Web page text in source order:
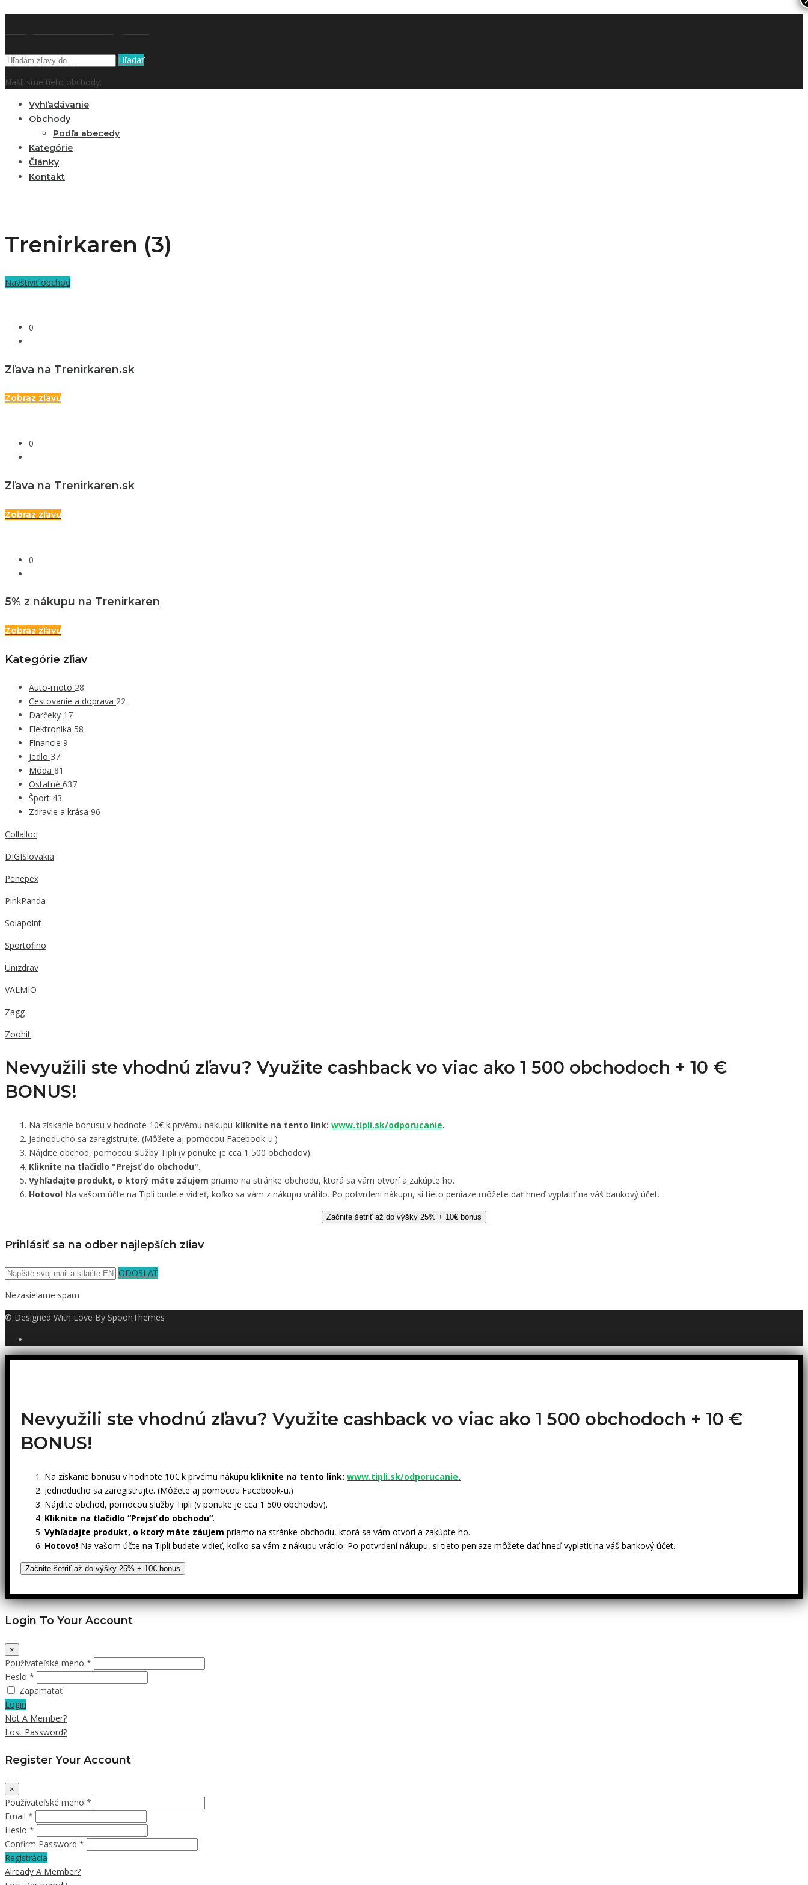
Hľadať
Našli sme tieto obchody:
Vyhľadávanie
Obchody
Podľa abecedy
Kategórie
Články
Kontakt
Trenirkaren (3)
Navštíviť obchod
0
Zľava na Trenirkaren.sk
Zobraz zľavu
0
Zľava na Trenirkaren.sk
Zobraz zľavu
0
5% z nákupu na Trenirkaren
Zobraz zľavu
Kategórie zľiav
Auto-moto 28
Cestovanie a doprava 22
Darčeky 17
Elektronika 58
Financie 9
Jedlo 37
Móda 81
Ostatné 637
Šport 43
Zdravie a krása 96
Collalloc
DIGISlovakia
Penepex
PinkPanda
Solapoint
Sportofino
Unizdrav
VALMIO
Zagg
Zoohit
Nevyužili ste vhodnú zľavu? Využite cashback vo viac ako 1 500 obchodoch + 10 €
BONUS!
Na získanie bonusu v hodnote 10€ k prvému nákupu kliknite na tento link: www.tipli.sk/odporucanie.
Jednoducho sa zaregistrujte. (Môžete aj pomocou Facebook-u.)
Nájdite obchod, pomocou služby Tipli (v ponuke je cca 1 500 obchodov).
Kliknite na tlačidlo "Prejsť do obchodu".
Vyhľadajte produkt, o ktorý máte záujem priamo na stránke obchodu, ktorá sa vám otvorí a zakúpte ho.
Hotovo! Na vašom účte na Tipli budete vidieť, koľko sa vám z nákupu vrátilo. Po potvrdení nákupu, si tieto peniaze môžete dať hneď vyplatiť na váš bankový účet.
Začnite šetriť až do výšky 25% + 10€ bonus
Prihlásiť sa na odber najlepších zľiav
ODOSLAŤ
Nezasielame spam
© Designed With Love By SpoonThemes
Nevyužili ste vhodnú zľavu? Využite cashback vo viac ako 1 500 obchodoch + 10 €
BONUS!
Na získanie bonusu v hodnote 10€ k prvému nákupu kliknite na tento link: www.tipli.sk/odporucanie.
Jednoducho sa zaregistrujte. (Môžete aj pomocou Facebook-u.)
Nájdite obchod, pomocou služby Tipli (v ponuke je cca 1 500 obchodov).
Kliknite na tlačidlo “Prejsť do obchodu”.
Vyhľadajte produkt, o ktorý máte záujem priamo na stránke obchodu, ktorá sa vám otvorí a zakúpte ho.
Hotovo! Na vašom účte na Tipli budete vidieť, koľko sa vám z nákupu vrátilo. Po potvrdení nákupu, si tieto peniaze môžete dať hneď vyplatiť na váš bankový účet.
Začnite šetriť až do výšky 25% + 10€ bonus
Login To Your Account
×
Používateľské meno *
Heslo *
Zapamätať
Login
Not A Member?
Lost Password?
Register Your Account
×
Používateľské meno *
Email *
Heslo *
Confirm Password *
Registrácia
Already A Member?